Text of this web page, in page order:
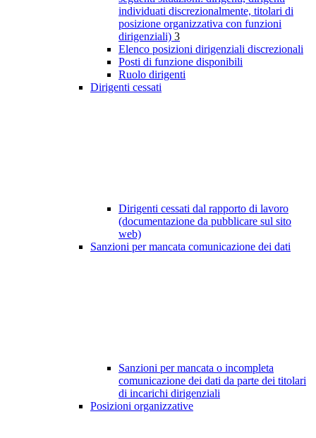
individuati discrezionalmente, titolari di
posizione organizzativa con funzioni
dirigenziali) 3
Elenco posizioni dirigenziali discrezionali
Posti di funzione disponibili
Ruolo dirigenti
Dirigenti cessati
Dirigenti cessati dal rapporto di lavoro
(documentazione da pubblicare sul sito
web)
Sanzioni per mancata comunicazione dei dati
Sanzioni per mancata o incompleta
comunicazione dei dati da parte dei titolari
di incarichi dirigenziali
Posizioni organizzative